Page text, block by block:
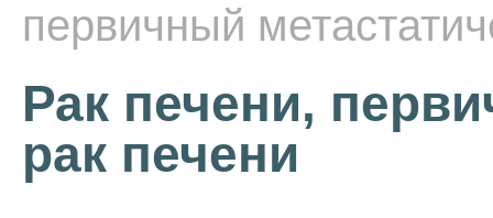
первичный
Рак печени,
рак печени